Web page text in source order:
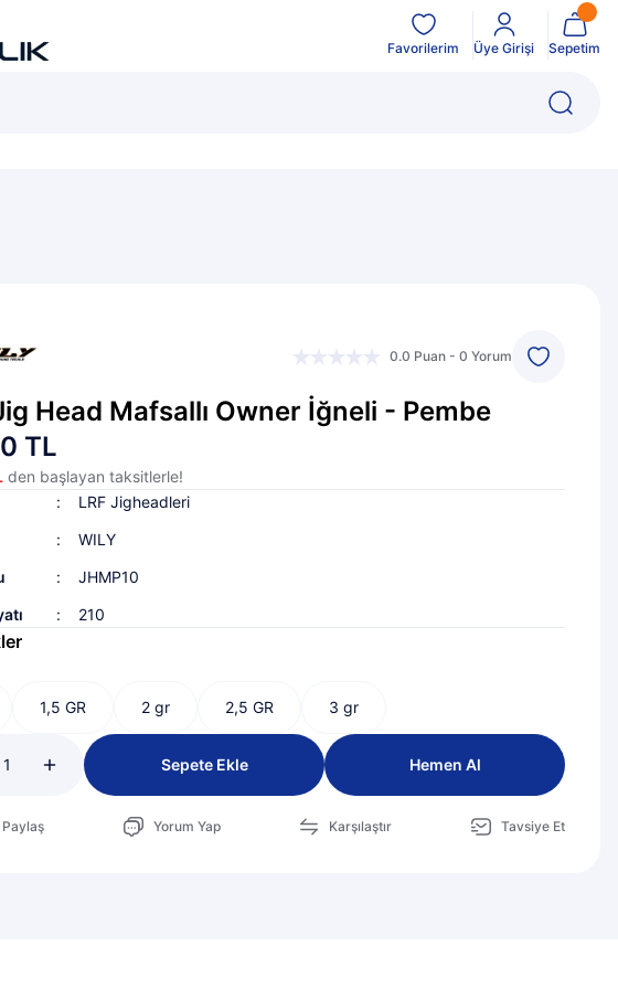
Favorilerim Üye Girişi Sepetim
0.0 Puan - 0 Yorum
Head Mafsallı Owner İğneli - Pembe
TL
den başlayan taksitlerle!
LRF Jigheadleri
WILY
JHMP10
210
1,5 GR 2 gr 2,5 GR 3 gr
Sepete Ekle Hemen Al
Yorum Yap Karşılaştır Tavsiye Et